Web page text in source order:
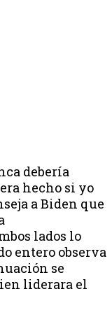
debería
hecho si yo
a Biden que
lados lo
entero observa
se
liderara el